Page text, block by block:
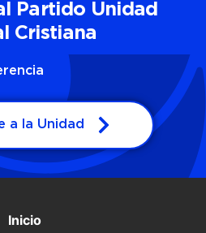
Partido Unidad
Cristiana
a la Unidad
Inicio